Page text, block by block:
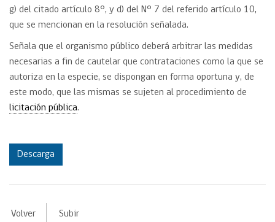
g) del citado artículo 8°, y d) del N° 7 del referido artículo 10,
que se mencionan en la resolución señalada.
Señala que el organismo público deberá arbitrar las medidas
necesarias a fin de cautelar que contrataciones como la que se
autoriza en la especie, se dispongan en forma oportuna y, de
este modo, que las mismas se sujeten al procedimiento de
licitación pública.
Descarga
Volver Subir